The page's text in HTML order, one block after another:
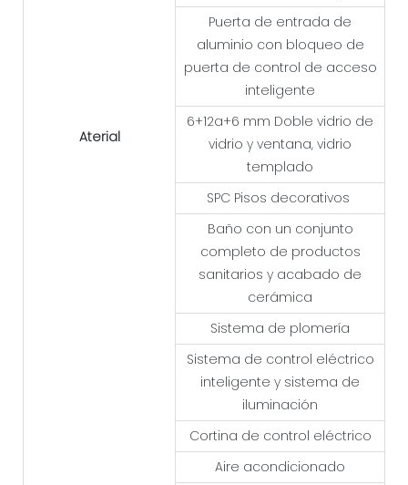
Aterial
Puerta de entrada de
aluminio con bloqueo de
puerta de control de acceso
inteligente
6+12a+6 mm Doble vidrio de
vidrio y ventana, vidrio
templado
SPC Pisos decorativos
Baño con un conjunto
completo de productos
sanitarios y acabado de
cerámica
Sistema de plomería
Sistema de control eléctrico
inteligente y sistema de
iluminación
Cortina de control eléctrico
Aire acondicionado